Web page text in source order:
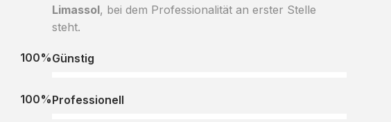
Limassol, bei dem Professionalität an erster Stelle
steht.
Günstig
100%
Professionell
100%